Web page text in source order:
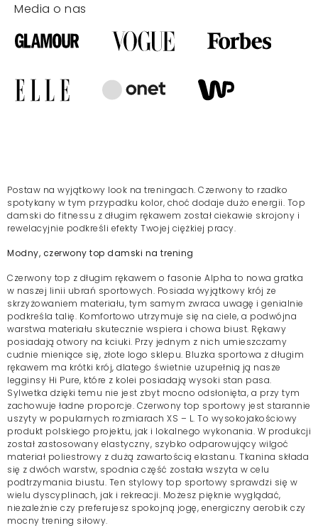
Media o nas
Postaw na wyjątkowy look na treningach. Czerwony to rzadko
spotykany w tym przypadku kolor, choć dodaje dużo energii. Top
damski do fitnessu z długim rękawem został ciekawie skrojony i
rewelacyjnie podkreśli efekty Twojej ciężkiej pracy.
Modny, czerwony top damski na trening
Czerwony top z długim rękawem o fasonie Alpha to nowa gratka
w naszej linii ubrań sportowych. Posiada wyjątkowy krój ze
skrzyżowaniem materiału, tym samym zwraca uwagę i genialnie
podkreśla talię. Komfortowo utrzymuje się na ciele, a podwójna
warstwa materiału skutecznie wspiera i chowa biust. Rękawy
posiadają otwory na kciuki. Przy jednym z nich umieszczamy
cudnie mieniące się, złote logo sklepu. Bluzka sportowa z długim
rękawem ma krótki krój, dlatego świetnie uzupełnią ją nasze
legginsy Hi Pure, które z kolei posiadają wysoki stan pasa.
Sylwetka dzięki temu nie jest zbyt mocno odsłonięta, a przy tym
zachowuje ładne proporcje. Czerwony top sportowy jest starannie
uszyty w popularnych rozmiarach XS – L. To wysokojakościowy
produkt polskiego projektu, jak i lokalnego wykonania. W produkcji
został zastosowany elastyczny, szybko odparowujący wilgoć
materiał poliestrowy z dużą zawartością elastanu. Tkanina składa
się z dwóch warstw, spodnia część została wszyta w celu
podtrzymania biustu. Ten stylowy top sportowy sprawdzi się w
wielu dyscyplinach, jak i rekreacji. Możesz pięknie wyglądać,
niezależnie czy preferujesz spokojną jogę, energiczny aerobik czy
mocny trening siłowy.